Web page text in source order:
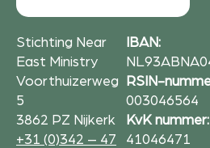
Stichting Near
East Ministry
Voorthuizerweg
5
3862 PZ Nijkerk
+31 (0)342 – 47
IBAN:
RSIN-
003046564
KvK nummer:
41046471